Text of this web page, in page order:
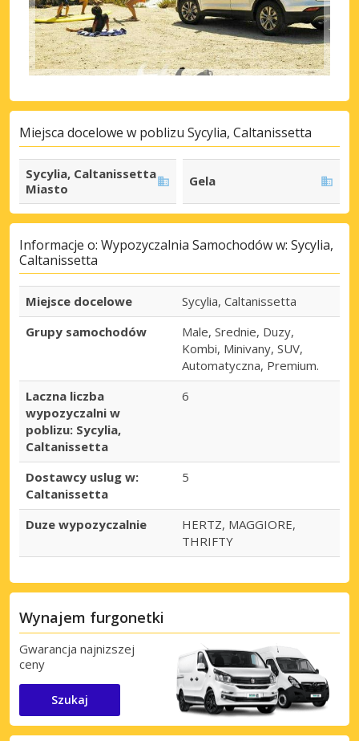
Miejsca docelowe w poblizu Sycylia, Caltanissetta
Sycylia, Caltanissetta
Miasto
Gela
Informacje o: Wypozyczalnia Samochodów w: Sycylia,
Caltanissetta
Miejsce docelowe
Sycylia, Caltanissetta
Grupy samochodów
Male, Srednie, Duzy,
Kombi, Minivany, SUV,
Automatyczna, Premium.
Laczna liczba
wypozyczalni w
poblizu: Sycylia,
Caltanissetta
6
Dostawcy uslug w:
Caltanissetta
5
Duze wypozyczalnie
HERTZ, MAGGIORE,
THRIFTY
Wynajem furgonetki
Gwarancja najnizszej
ceny
Szukaj